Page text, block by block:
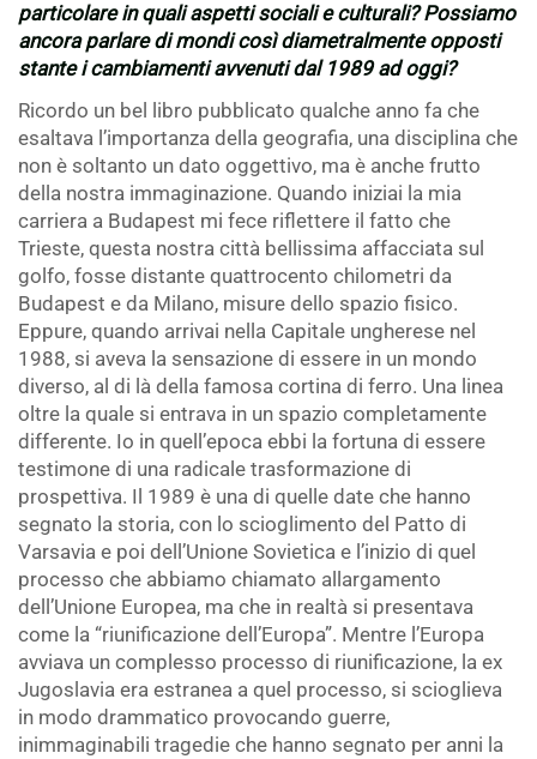
particolare in quali aspetti sociali e culturali? Possiamo
ancora parlare di mondi così diametralmente opposti
stante i cambiamenti avvenuti dal 1989 ad oggi?
Ricordo un bel libro pubblicato qualche anno fa che
esaltava l’importanza della geografia, una disciplina che
non è soltanto un dato oggettivo, ma è anche frutto
della nostra immaginazione. Quando iniziai la mia
carriera a Budapest mi fece riflettere il fatto che
Trieste, questa nostra città bellissima affacciata sul
golfo, fosse distante quattrocento chilometri da
Budapest e da Milano, misure dello spazio fisico.
Eppure, quando arrivai nella Capitale ungherese nel
1988, si aveva la sensazione di essere in un mondo
diverso, al di là della famosa cortina di ferro. Una linea
oltre la quale si entrava in un spazio completamente
differente. Io in quell’epoca ebbi la fortuna di essere
testimone di una radicale trasformazione di
prospettiva. Il 1989 è una di quelle date che hanno
segnato la storia, con lo scioglimento del Patto di
Varsavia e poi dell’Unione Sovietica e l’inizio di quel
processo che abbiamo chiamato allargamento
dell’Unione Europea, ma che in realtà si presentava
come la “riunificazione dell’Europa”. Mentre l’Europa
avviava un complesso processo di riunificazione, la ex
Jugoslavia era estranea a quel processo, si scioglieva
in modo drammatico provocando guerre,
inimmaginabili tragedie che hanno segnato per anni la